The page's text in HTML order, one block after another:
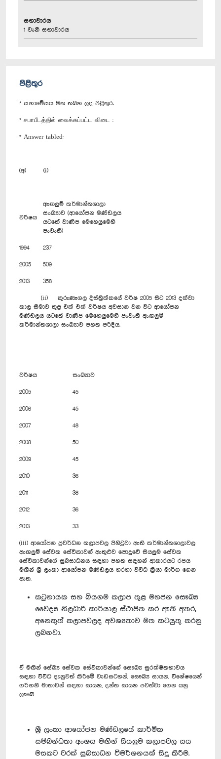
සභාවාරය
1 වැනි සභාවාරය
පිළිතුර
* සභාමේසය මත තබන ලද පිළිතුර:
* சபாபீடத்தில் வைக்கப்பட்ட விடை :
* Answer tabled:
(අ) (i)
වර්ෂය
ඇඟලුම් කර්මාන්තශාලා
සංඛ්‍යාව (ආයෝජන මණ්ඩලය
යටතේ වාණිජ මෙහෙයුමෙහි
පැවැති)
1994 237
2005 509
2013 358
(ii) කුරුණෑගල දිස්ත්‍රික්කයේ වර්ෂ 2005 සිට 2013 දක්වා
කාල සීමාව තුළ එක් එක් වර්ෂය අවසාන වන විට ආයෝජන
මණ්ඩලය යටතේ වාණිජ මෙහෙයුමෙහි පැවැති ඇඟලුම්
කර්මාන්තශාලා සංඛ්‍යාව පහත පරිදිය.
වර්ෂය සංඛ්‍යාව
2005 45
2006 45
2007 48
2008 50
2009 45
2010 36
2011 38
2012 36
2013 33
(iii) ආ‍යෝජන ප්‍රවර්ධන කලාපවල පිහිටුවා ඇති කර්මාන්තශාලාවල
ඇඟලුම් සේවක සේවිකාවන් ඇතුළුව පොදුවේ සියලුම සේවක
සේවිකාවන්ගේ සුබසාධනය සඳහා පහත සඳහන් ආකාරයට රජය
මඟින් ශ්‍රී ලංකා ආයෝජන මණ්ඩලය හරහා විවිධ ක්‍රියා මාර්ග ගෙන
ඇත.
කටුනායක සහ බියගම කලාප තුළ මහජන සෞඛ්‍ය
වෛද්‍ය නිලධාරි කාර්යාල ස්ථාපිත කර ඇති අතර,
අනෙකුත් කලාපවලද අවශ්‍යතාව මත කටයුතු කරනු
ලබනවා.
ඒ මඟින් සේඛ්‍ය සේවක සේවිකාවන්ගේ සෞඛ්‍ය සුරක්ෂිතභාවය
සඳහා විවිධ දැනුවත් කිරීමේ වැඩසටහන්, සෞඛ්‍ය සායන, විශේෂයෙන්
ගර්භනී මාතාවන් සඳහා සායන, දන්ත සායන පවත්වා ගෙන යනු
ලැබේ.
ශ්‍රී ලංකා ආයෝජන මණ්ඩලයේ කාර්මික
සම්බන්ධතා අංශය මඟින් සියලුම කලාපවල සය
මසකට වරක් සුබසාධන විමර්ශනයක් සිදු කිරීම.